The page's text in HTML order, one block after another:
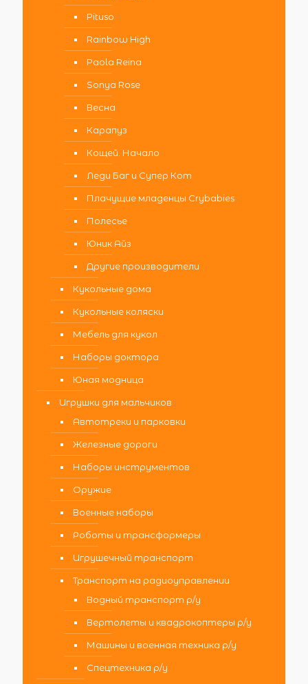
Pituso
Rainbow High
Paola Reina
Sonya Rose
Весна
Карапуз
Кощей. Начало
Леди Баг и Супер Кот
Плачущие младенцы Crybabies
Полесье
Юник Айз
Другие производители
Кукольные дома
Кукольные коляски
Мебель для кукол
Наборы доктора
Юная модница
Игрушки для мальчиков
Автотреки и парковки
Железные дороги
Наборы инструментов
Оружие
Военные наборы
Роботы и трансформеры
Игрушечный транспорт
Транспорт на радиоуправлении
Водный транспорт р/у
Вертолеты и квадрокоптеры р/у
Машины и военная техника р/у
Спецтехника р/у